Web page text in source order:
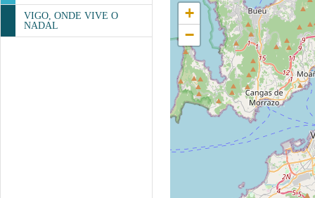
VIGO, ONDE VIVE O
NADAL
+
−